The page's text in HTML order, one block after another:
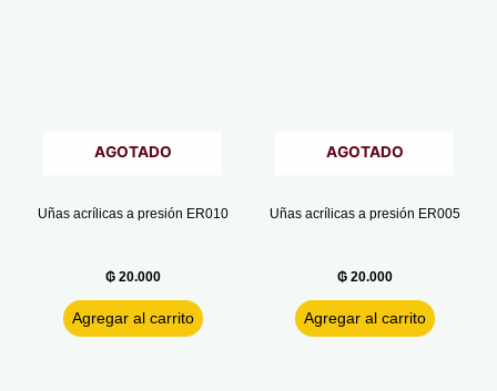
AGOTADO
Uñas acrílicas a presión ER010
₲20.000
Agregar al carrito
AGOTADO
Uñas acrílicas a presión ER005
₲20.000
Agregar al carrito